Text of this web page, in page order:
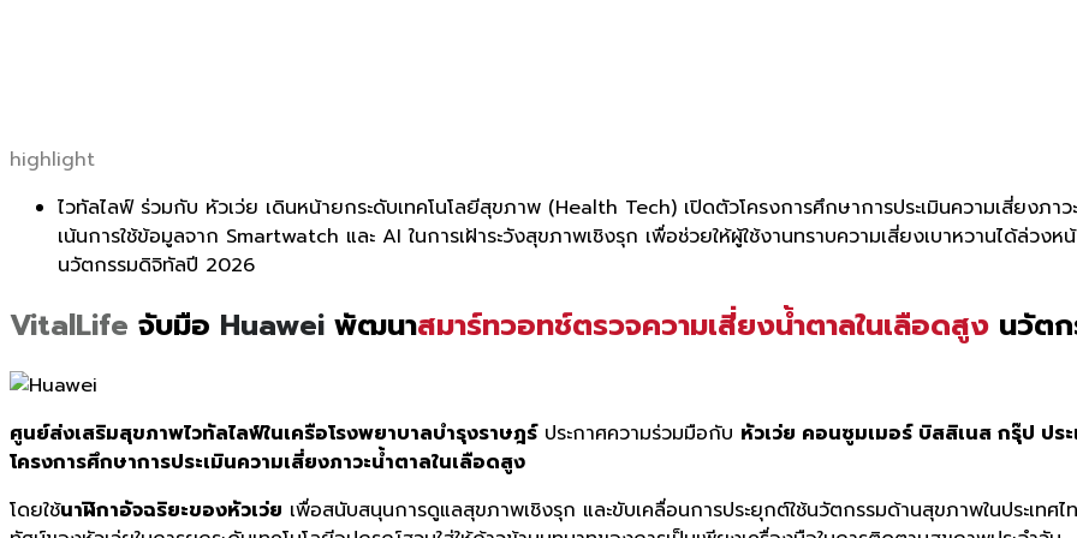
highlight
ไวทัลไลฟ์ ร่วมกับ หัวเว่ย เดินหน้ายกระดับเทคโนโลยีสุขภาพ (Health Tech) เปิดตัวโครงการศึกษาการประเมินความเสี่ยงภ
เน้นการใช้ข้อมูลจาก Smartwatch และ AI ในการเฝ้าระวังสุขภาพเชิงรุก เพื่อช่วยให้ผู้ใช้งานทราบความเสี่ยงเบาหวานได้ล่ว
นวัตกรรมดิจิทัลปี 2026
VitalLife จับมือ Huawei พัฒนาสมาร์ทวอทช์ตรวจความเสี่ยงน้ำตาลในเลือดสูง นวัตก
ศูนย์ส่งเสริมสุขภาพไวทัลไลฟ์ในเครือโรงพยาบาลบำรุงราษฎร์ประกาศความร่วมมือกับ หัวเว่ย คอนซูมเมอร์ บิสสิเนส กรุ๊ป ประ
โครงการศึกษาการประเมินความเสี่ยงภาวะน้ำตาลในเลือดสูง
โดยใช้นาฬิกาอัจฉริยะของหัวเว่ย เพื่อสนับสนุนการดูแลสุขภาพเชิงรุก และขับเคลื่อนการประยุกต์ใช้นวัตกรรมด้านสุขภาพในประเ